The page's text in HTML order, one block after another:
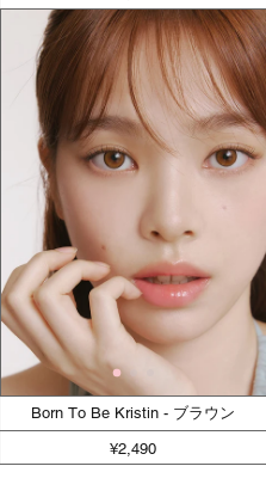
Born To Be Kristin - ブラウン
¥2,490